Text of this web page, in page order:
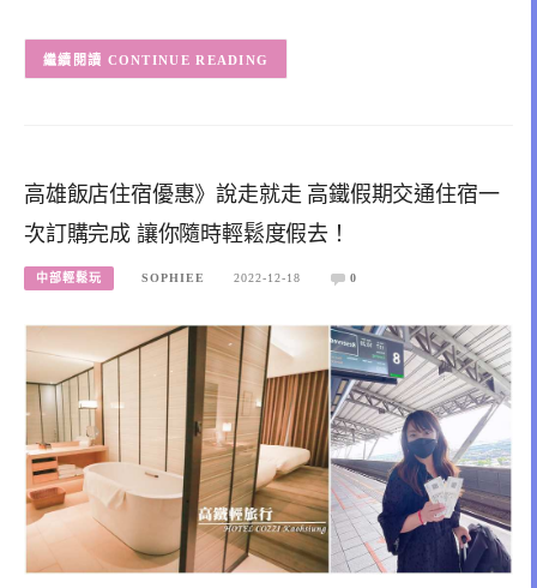
CONTINUE READING
高雄飯店住宿優惠》說走就走 高鐵假期交通住宿一
次訂購完成 讓你隨時輕鬆度假去！
中部輕鬆玩 SOPHIEE 2022-12-18 0